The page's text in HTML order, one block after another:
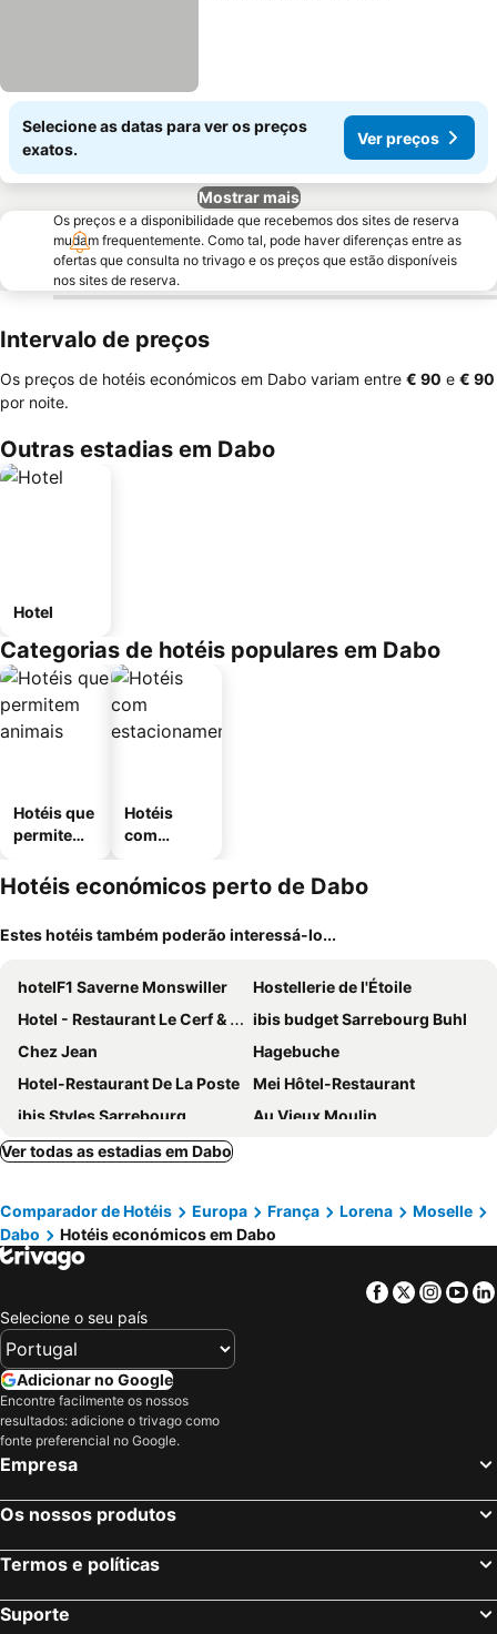
Selecione as datas para ver os preços
exatos.
Ver preços
Mostrar mais
Os preços e a disponibilidade que recebemos dos sites de reserva
mudam frequentemente. Como tal, pode haver diferenças entre as
ofertas que consulta no trivago e os preços que estão disponíveis
nos sites de reserva.
Intervalo de preços
Os preços de hotéis económicos em Dabo variam entre ‎€ 90 e ‎€ 90
por noite.
Outras estadias em Dabo
Hotel
Categorias de hotéis populares em Dabo
Hotéis que
permitem
Hotéis
com
mento
Hotéis económicos perto de Dabo
Estes hotéis também poderão interessá-lo...
hotelF1 Saverne Monswiller
Hostellerie de l'Étoile
Hotel - Restaurant Le Cerf & Spa
ibis budget Sarrebourg Buhl
Chez Jean
Hagebuche
Hotel-Restaurant De La Poste
Mei Hôtel-Restaurant
ibis Styles Sarrebourg
Au Vieux Moulin
Center Parcs Les Trois Forêts
Ver todas as estadias em Dabo
Comparador de Hotéis Europa França Lorena
Moselle
Dabo
Hotéis económicos em Dabo
Facebook
Twitter
Selecione o seu país
Adicionar no Google
Encontre facilmente os nossos
resultados: adicione o trivago como
fonte preferencial no Google.
Empresa
Os nossos produtos
Termos e políticas
Suporte